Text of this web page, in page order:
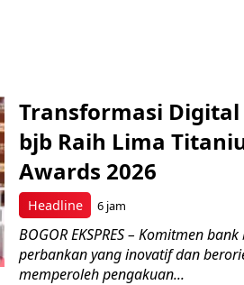
Headline
Transformasi
bjb Raih Lima
Awards 2026
6 jam
BOGOR EKSPRES – Komitmen
perbankan yang inovatif dan
memperoleh pengakuan...